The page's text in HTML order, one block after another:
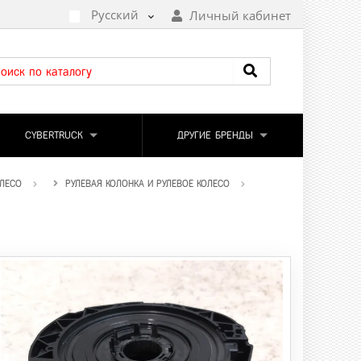
Русский Личный кабинет
CYBERTRUCK ДРУГИЕ БРЕНДЫ
РУЛЕВАЯ КОЛОНКА И РУЛЕВОЕ КОЛЕСО